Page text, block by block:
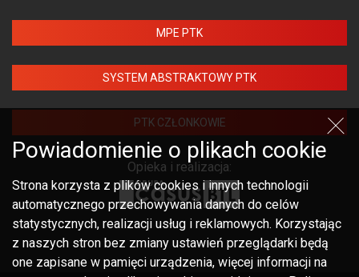
MPE PTK
SYSTEM ABSTRAKTOWY PTK
PTK CZŁONKOWIE
Opieka i realizacja:
Powiadomienie o plikach cookie
Strona korzysta z plików cookies i innych technologii
automatycznego przechowywania danych do celów
statystycznych, realizacji usług i reklamowych. Korzystając
z naszych stron bez zmiany ustawień przeglądarki będą
one zapisane w pamięci urządzenia, więcej informacji na